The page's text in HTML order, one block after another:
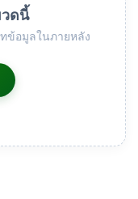
ดนี้
ข้อมูลในภายหลัง